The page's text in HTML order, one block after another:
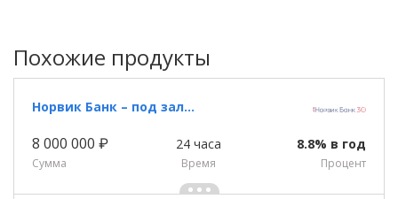
Похожие продукты
Норвик Банк – под залог недвижимости
8 000 000 ₽
Сумма
24 часа
Время
8.8% в год
Процент